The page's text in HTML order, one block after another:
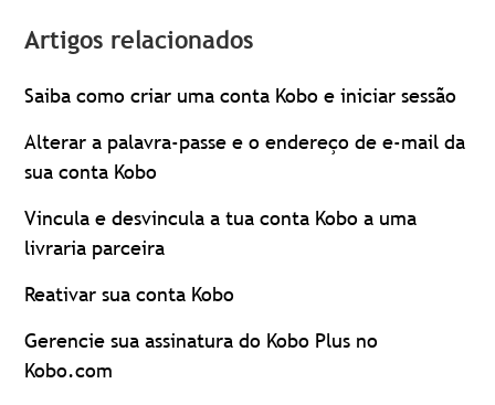
Artigos relacionados
Saiba como criar uma conta Kobo e iniciar sessão
Alterar a palavra-passe e o endereço de e-mail da
sua conta Kobo
Vincula e desvincula a tua conta Kobo a uma
livraria parceira
Reativar sua conta Kobo
Gerencie sua assinatura do Kobo Plus no
Kobo.com